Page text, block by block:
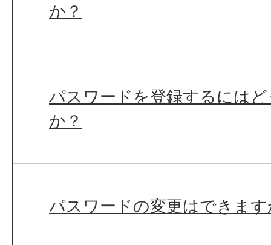
か？
パスワードを登録するには
か？
パスワードの変更はできま